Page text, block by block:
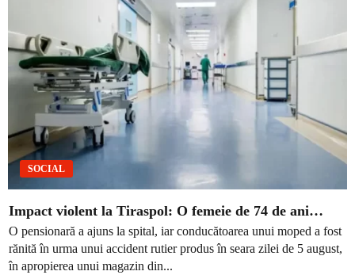
SOCIAL
Impact violent la Tiraspol: O femeie de 74 de ani…
O pensionară a ajuns la spital, iar conducătoarea unui moped a fost
rănită în urma unui accident rutier produs în seara zilei de 5 august,
în apropierea unui magazin din...